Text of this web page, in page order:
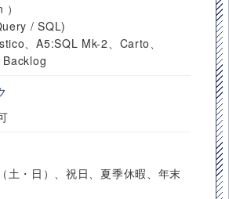
/ SQL)
、A5:SQL Mk-2、Carto、
土・日）、祝日、夏季休暇、年末